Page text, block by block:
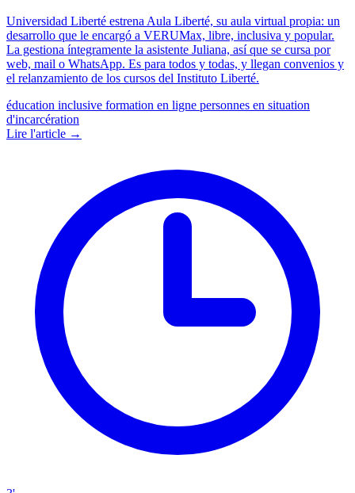
Universidad Liberté estrena Aula Liberté, su aula virtual propia: un
desarrollo que le encargó a VERUMax, libre, inclusiva y popular.
La gestiona íntegramente la asistente Juliana, así que se cursa por
web, mail o WhatsApp. Es para todos y todas, y llegan convenios y
el relanzamiento de los cursos del Instituto Liberté.
éducation inclusive formation en ligne personnes en situation
d'incarcération
Lire l'article →